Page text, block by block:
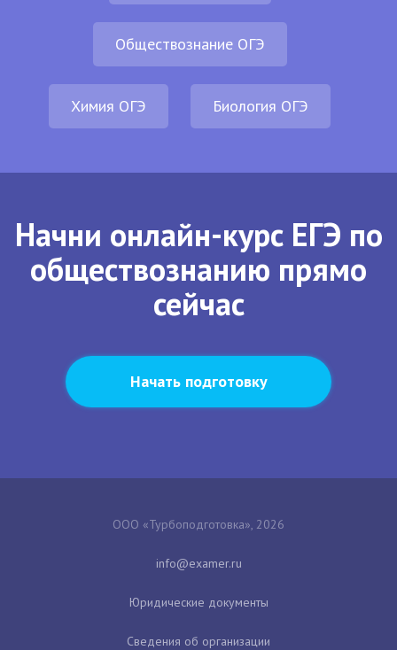
Обществознание ОГЭ
Химия ОГЭ Биология ОГЭ
Начни онлайн-курс ЕГЭ по
обществознанию прямо
сейчас
Начать подготовку
ООО «Турбоподготовка», 2026
Юридические документы
Сведения об организации